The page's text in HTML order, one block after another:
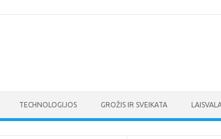
TECHNOLOGIJOS GROŽIS IR SVEIKATA